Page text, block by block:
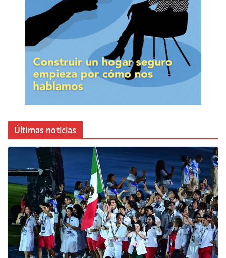
Últimas noticias